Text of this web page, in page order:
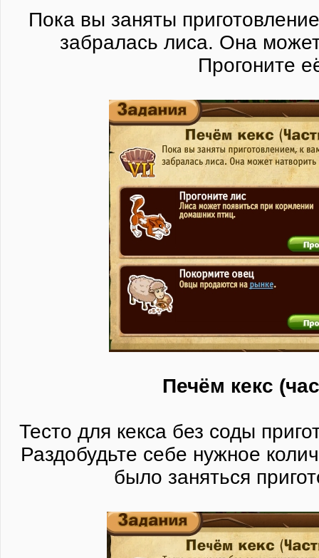
Пока вы заняты
забралась лиса. Она
Прогоните
Печём кекс
Тесто для кекса без соды
Раздобудьте себе нужное
было заняться